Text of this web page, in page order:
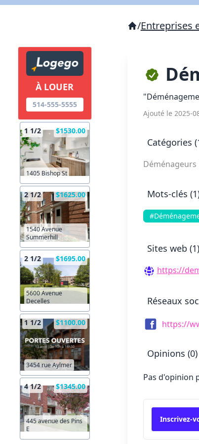
À LOUER
514-555-5555
1 1/2 $1530.00
1405 Bishop St
2 1/2 $1625.00
1540 Avenue
Summerhill
2 1/2 $1695.00
5600 Avenue
Decelles
1 1/2 $1100.00
3454 rue Aylmer
4 1/2 $1345.00
445 avenue des Pins
E
/Entreprises
Ajouté le 2025-
Catégories
Déménageurs
Mots-clés
Sites web (1)
https://
Réseaux
https://
Opinions (0)
Pas d'opinion
Inscrivez-